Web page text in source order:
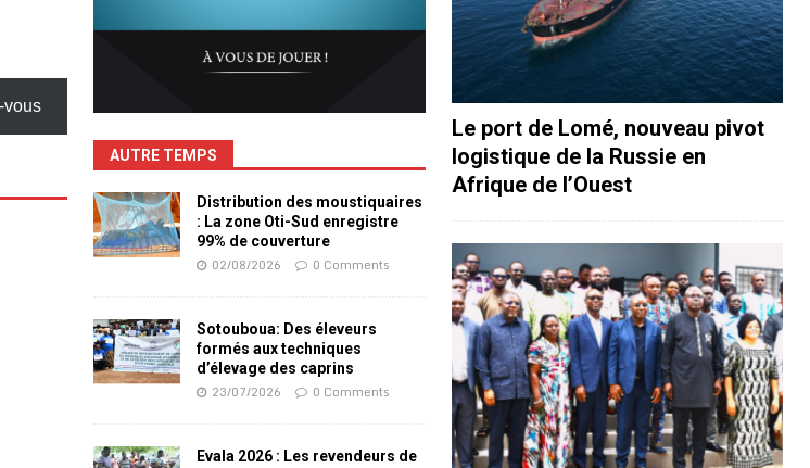
vous
AUTRE TEMPS
Distribution des moustiquaires
: La zone Oti-Sud enregistre
99% de couverture
02/08/2026 0 Comments
Sotouboua: Des éleveurs
formés aux techniques
d’élevage des caprins
23/07/2026 0 Comments
Evala 2026 : Les revendeurs de
Le port de Lomé, nouveau pivot
logistique de la Russie en
Afrique de l’Ouest